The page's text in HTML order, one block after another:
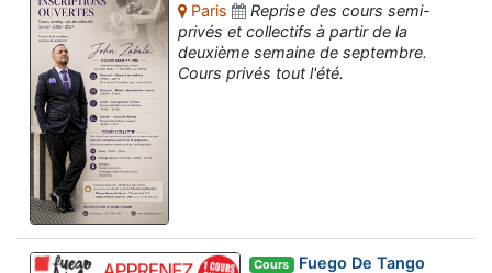
Paris
Reprise des cours semi-
privés et collectifs à partir de la
deuxième semaine de septembre.
Cours privés tout l'été.
Cours Fuego De Tango